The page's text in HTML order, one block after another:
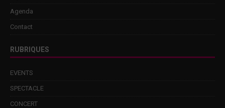
Agenda
Contact
RUBRIQUES
EVENTS
SPECTACLE
CONCERT